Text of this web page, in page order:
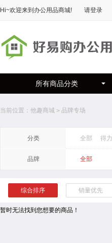
Hi~欢迎来到 办公用品商城! 请登录
所有商品分类
当前位置： 他趣商城 > 品牌专场
分类 全部 得力
品牌 全部
综合排序 销量优先
暂时无法找到您想要的商品！